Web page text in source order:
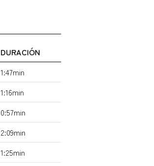
DURACIÓN
1:47min
1:16min
0:57min
2:09min
1:25min